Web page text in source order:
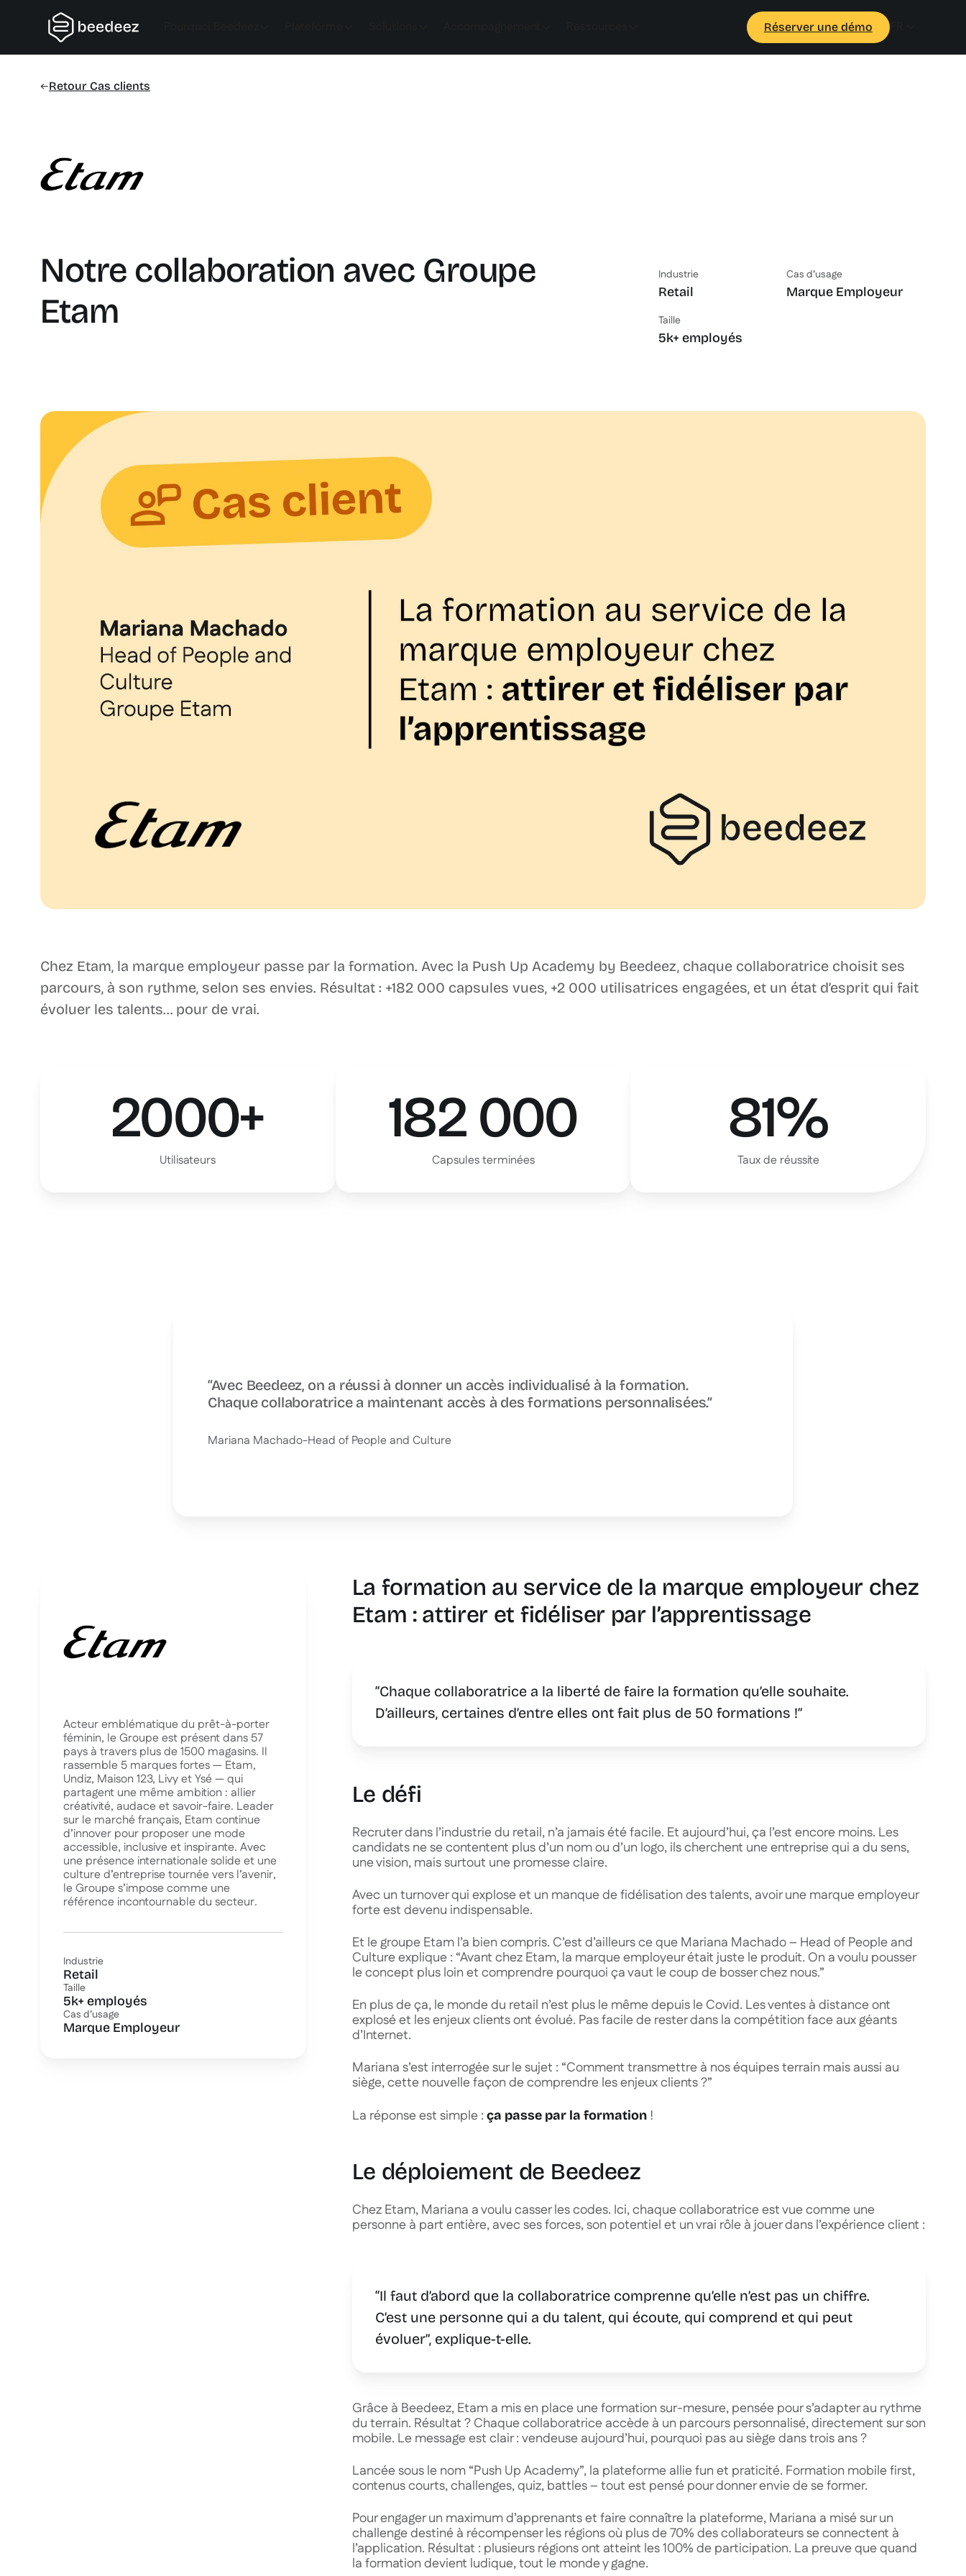
Réserver une démo FR
Retour Cas clients
Notre collaboration avec Groupe
Etam
Industrie
Retail
Taille
5k+ employés
Cas d’usage
Marque Employeur
Chez Etam, la marque employeur passe par la formation. Avec la Push Up Academy by Beedeez, chaque collaboratrice choisit ses
parcours, à son rythme, selon ses envies. Résultat : +182 000 capsules vues, +2 000 utilisatrices engagées, et un état d’esprit qui fait
évoluer les talents… pour de vrai.
2000+
Utilisateurs
182 000
Capsules terminées
81%
Taux de réussite
“Avec Beedeez, on a réussi à donner un accès individualisé à la formation.
Chaque collaboratrice a maintenant accès à des formations personnalisées.”
Mariana Machado-Head of People and Culture
Acteur emblématique du prêt-à-porter
féminin, le Groupe est présent dans 57
pays à travers plus de 1500 magasins. Il
rassemble 5 marques fortes — Etam,
Undiz, Maison 123, Livy et Ysé — qui
partagent une même ambition : allier
créativité, audace et savoir-faire. Leader
sur le marché français, Etam continue
d’innover pour proposer une mode
accessible, inclusive et inspirante. Avec
une présence internationale solide et une
culture d’entreprise tournée vers l’avenir,
le Groupe s’impose comme une
référence incontournable du secteur.
Industrie
Retail
Taille
5k+ employés
Cas d’usage
Marque Employeur
La formation au service de la marque employeur chez
Etam : attirer et fidéliser par l’apprentissage
“Chaque collaboratrice a la liberté de faire la formation qu’elle souhaite.
D’ailleurs, certaines d’entre elles ont fait plus de 50 formations !”
Le défi
Recruter dans l’industrie du retail, n’a jamais été facile. Et aujourd’hui, ça l’est encore moins. Les
candidats ne se contentent plus d’un nom ou d’un logo, ils cherchent une entreprise qui a du sens,
une vision, mais surtout une promesse claire.
Avec un turnover qui explose et un manque de fidélisation des talents, avoir une marque employeur
forte est devenu indispensable.
Et le groupe Etam l’a bien compris. C’est d’ailleurs ce que Mariana Machado – Head of People and
Culture explique : “Avant chez Etam, la marque employeur était juste le produit. On a voulu pousser
le concept plus loin et comprendre pourquoi ça vaut le coup de bosser chez nous.”
En plus de ça, le monde du retail n’est plus le même depuis le Covid. Les ventes à distance ont
explosé et les enjeux clients ont évolué. Pas facile de rester dans la compétition face aux géants
d’Internet.
Mariana s’est interrogée sur le sujet : “Comment transmettre à nos équipes terrain mais aussi au
siège, cette nouvelle façon de comprendre les enjeux clients ?”
La réponse est simple : ça passe par la formation!
Le déploiement de Beedeez
Chez Etam, Mariana a voulu casser les codes. Ici, chaque collaboratrice est vue comme une
personne à part entière, avec ses forces, son potentiel et un vrai rôle à jouer dans l’expérience client :
“Il faut d’abord que la collaboratrice comprenne qu’elle n’est pas un chiffre.
C’est une personne qui a du talent, qui écoute, qui comprend et qui peut
évoluer”, explique-t-elle.
Grâce à Beedeez, Etam a mis en place une formation sur-mesure, pensée pour s’adapter au rythme
du terrain. Résultat ? Chaque collaboratrice accède à un parcours personnalisé, directement sur son
mobile. Le message est clair :vendeuse aujourd’hui, pourquoi pas au siège dans trois ans ?
Lancée sous le nom “Push Up Academy”, la plateforme allie fun et praticité. Formation mobile first,
contenus courts, challenges, quiz, battles – tout est pensé pour donner envie de se former.
Pour engager un maximum d’apprenants et faire connaître la plateforme, Mariana a misé sur un
challenge destiné à récompenser les régions où plus de 70% des collaborateurs se connectent à
l’application. Résultat : plusieurs régions ont atteint les 100% de participation. La preuve que quand
la formation devient ludique, tout le monde y gagne.